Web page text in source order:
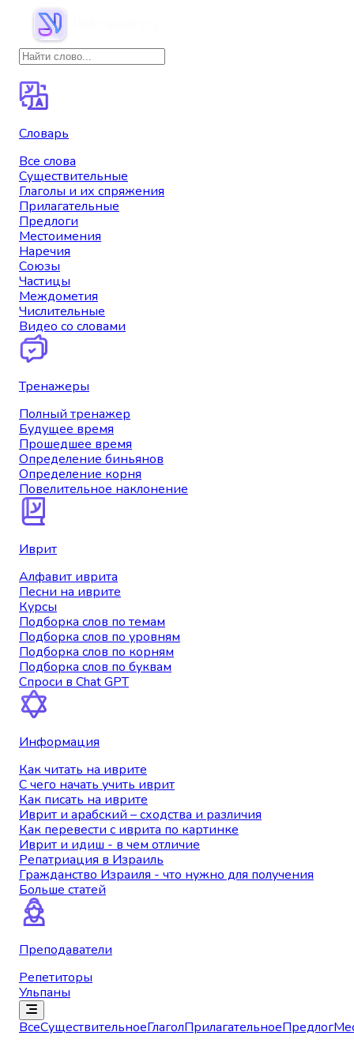
Словарь
Все слова
Существительные
Глаголы и их спряжения
Прилагательные
Предлоги
Местоимения
Наречия
Союзы
Частицы
Междометия
Числительные
Видео со словами
Тренажеры
Полный тренажер
Будущее время
Прошедшее время
Определение биньянов
Определение корня
Повелительное наклонение
Иврит
Алфавит иврита
Песни на иврите
Курсы
Подборка слов по темам
Подборка слов по уровням
Подборка слов по корням
Подборка слов по буквам
Спроси в Chat GPT
Информация
Как читать на иврите
С чего начать учить иврит
Как писать на иврите
Иврит и арабский – сходства и различия
Как перевести с иврита по картинке
Иврит и идиш - в чем отличие
Репатриация в Израиль
Гражданство Израиля - что нужно для получения
Больше статей
Преподаватели
Репетиторы
Ульпаны
ВсеСуществительноеГлаголПрилагательноеПредлог